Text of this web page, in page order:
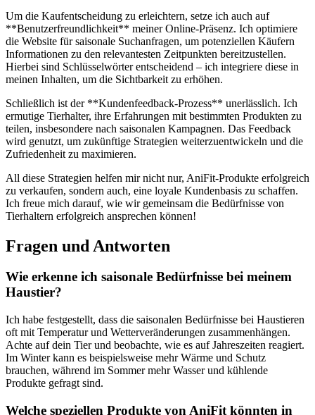
Um die Kaufentscheidung⁢ zu erleichtern, setze ich auch‍ auf⁤
**Benutzerfreundlichkeit** meiner Online-Präsenz.​ Ich optimiere
die Website für saisonale ⁢Suchanfragen, um ⁣potenziellen Käufern
Informationen zu den relevantesten Zeitpunkten ‌bereitzustellen.
Hierbei sind Schlüsselwörter entscheidend – ich integriere ‍diese in
meinen Inhalten, um die Sichtbarkeit zu erhöhen.
Schließlich ist der **Kundenfeedback-Prozess** unerlässlich. Ich
‍ermutige Tierhalter, ihre Erfahrungen mit bestimmten Produkten zu
teilen, insbesondere‍ nach saisonalen Kampagnen. Das Feedback
wird genutzt, um zukünftige Strategien weiterzuentwickeln und die
Zufriedenheit zu maximieren.
All diese Strategien⁤ helfen mir nicht ‌nur, AniFit-Produkte erfolgreich
zu verkaufen, sondern auch, eine loyale Kundenbasis zu ⁤schaffen.
Ich freue mich darauf, wie‍ wir gemeinsam⁢ die Bedürfnisse von
Tierhaltern erfolgreich ansprechen⁣ können!
Fragen und Antworten
Wie erkenne ich saisonale ⁢Bedürfnisse​ bei meinem
Haustier?
Ich habe festgestellt,‌ dass die saisonalen Bedürfnisse bei Haustieren
oft ⁢mit Temperatur und Wetterveränderungen ⁢zusammenhängen.
Achte auf dein Tier und ‌beobachte, wie​ es auf Jahreszeiten reagiert.
Im Winter kann es beispielsweise mehr Wärme und Schutz
brauchen, während im Sommer⁣ mehr‍ Wasser und kühlende
Produkte ⁤gefragt sind.
Welche speziellen Produkte von AniFit könnten in